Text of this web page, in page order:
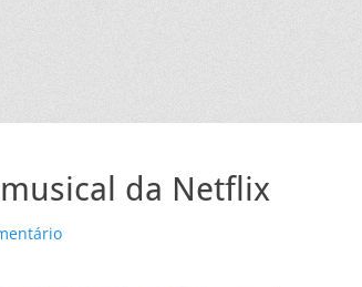
da Netflix